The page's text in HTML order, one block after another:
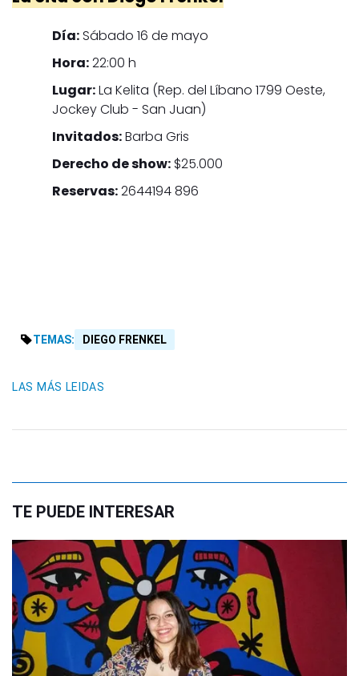
Día:Sábado 16 de mayo
Hora:22:00 h
Lugar:La Kelita (Rep. del Líbano 1799 Oeste,
Jockey Club - San Juan)
Invitados:Barba Gris
Derecho de show: $25.000
Reservas:2644194 896
TEMAS: DIEGO FRENKEL
LAS MÁS LEIDAS
TE PUEDE INTERESAR